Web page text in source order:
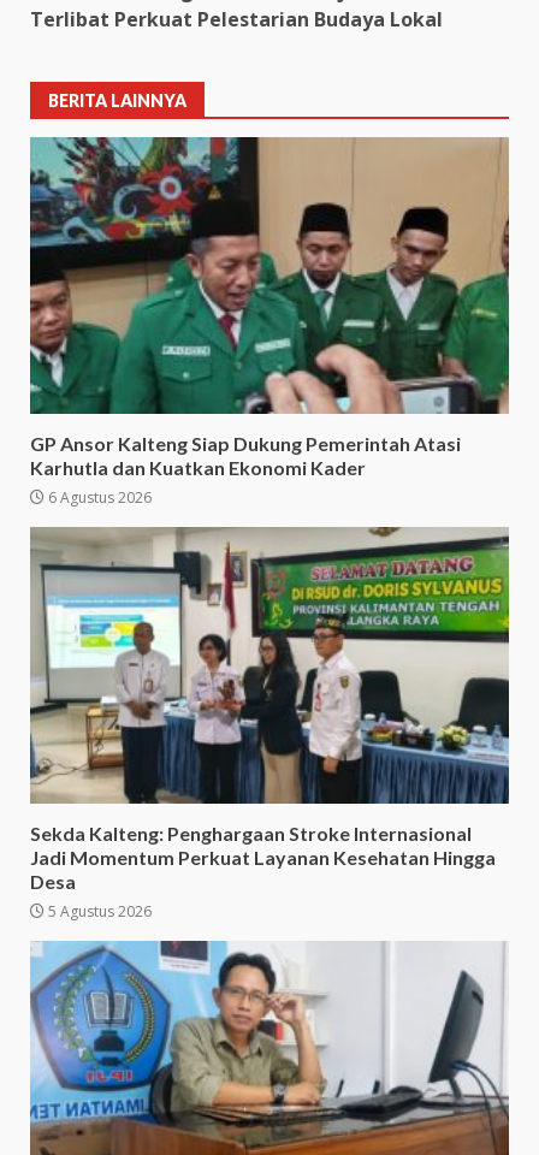
Terlibat Perkuat Pelestarian Budaya Lokal
BERITA LAINNYA
GP Ansor Kalteng Siap Dukung Pemerintah Atasi
Karhutla dan Kuatkan Ekonomi Kader
6 Agustus 2026
Sekda Kalteng: Penghargaan Stroke Internasional
Jadi Momentum Perkuat Layanan Kesehatan Hingga
Desa
5 Agustus 2026